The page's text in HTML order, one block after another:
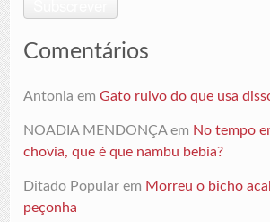
de
email
Comentários
Antonia emGato ruivo do que usa
NOADIA MENDONÇAem No tempo
chovia, que é que nambu bebia?
Ditado Popular em Morreu o bicho
peçonha